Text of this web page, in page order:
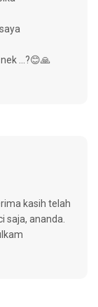
...?😊🙏
kasih telah
saja, ananda.